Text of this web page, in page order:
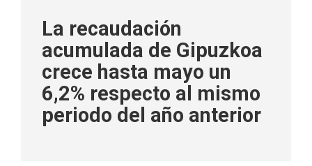
La recaudación
acumulada de Gipuzkoa
crece hasta mayo un
6,2% respecto al mismo
periodo del año anterior